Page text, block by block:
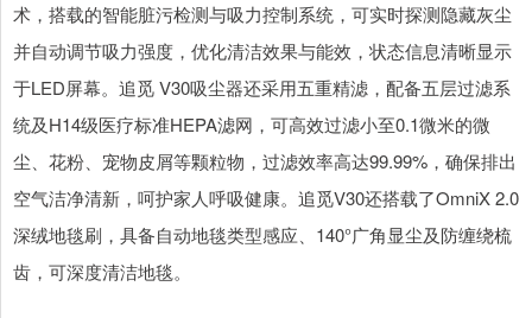
术，搭载的智能脏污检测与吸力控制系统，可实时探测隐藏灰尘
并自动调节吸力强度，优化清洁效果与能效，状态信息清晰显示
于LED屏幕。追觅 V30吸尘器还采用五重精滤，配备五层过滤系
统及H14级医疗标准HEPA滤网，可高效过滤小至0.1微米的微
尘、花粉、宠物皮屑等颗粒物，过滤效率高达99.99%，确保排出
空气洁净清新，呵护家人呼吸健康。追觅V30还搭载了OmniX 2.0
深绒地毯刷，具备自动地毯类型感应、140°广角显尘及防缠绕梳
齿，可深度清洁地毯。